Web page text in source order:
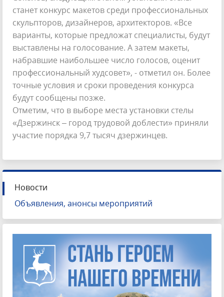
станет конкурс макетов среди профессиональных
скульпторов, дизайнеров, архитекторов. «Все
варианты, которые предложат специалисты, будут
выставлены на голосование. А затем макеты,
набравшие наибольшее число голосов, оценит
профессиональный худсовет», - отметил он. Более
точные условия и сроки проведения конкурса
будут сообщены позже.
Отметим, что в выборе места установки стелы
«Дзержинск – город трудовой доблести» приняли
участие порядка 9,7 тысяч дзержинцев.
Новости
Объявления, анонсы мероприятий